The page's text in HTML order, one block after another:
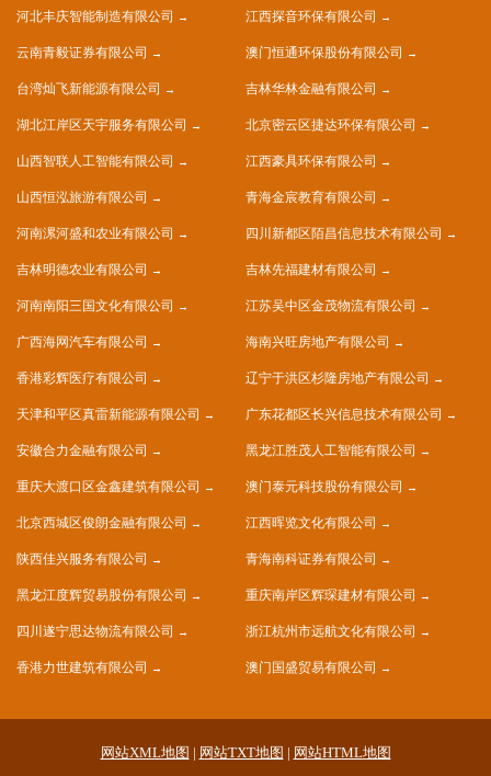
河北丰庆智能制造有限公司 江西探音环保有限公司
云南青毅证券有限公司 澳门恒通环保股份有限公司
台湾灿飞新能源有限公司 吉林华林金融有限公司
湖北江岸区天宇服务有限公司 北京密云区捷达环保有限公司
山西智联人工智能有限公司 江西豪具环保有限公司
山西恒泓旅游有限公司 青海金宸教育有限公司
河南漯河盛和农业有限公司 四川新都区陌昌信息技术有限公司
吉林明德农业有限公司 吉林先福建材有限公司
河南南阳三国文化有限公司 江苏吴中区金茂物流有限公司
广西海网汽车有限公司 海南兴旺房地产有限公司
香港彩辉医疗有限公司 辽宁于洪区杉隆房地产有限公司
天津和平区真雷新能源有限公司 广东花都区长兴信息技术有限公司
安徽合力金融有限公司 黑龙江胜茂人工智能有限公司
重庆大渡口区金鑫建筑有限公司 澳门泰元科技股份有限公司
北京西城区俊朗金融有限公司 江西晖览文化有限公司
陕西佳兴服务有限公司 青海南科证券有限公司
黑龙江度辉贸易股份有限公司 重庆南岸区辉琛建材有限公司
四川遂宁思达物流有限公司 浙江杭州市远航文化有限公司
香港力世建筑有限公司 澳门国盛贸易有限公司
网站XML地图 | 网站TXT地图 | 网站HTML地图